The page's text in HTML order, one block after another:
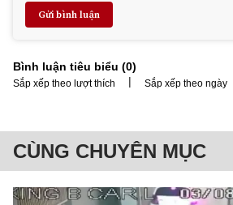
Gửi bình luận
Bình luận tiêu biểu (0)
Sắp xếp theo lượt thích | Sắp xếp theo ngày
CÙNG CHUYÊN MỤC